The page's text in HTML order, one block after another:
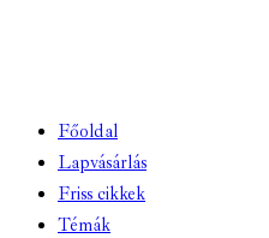
Főoldal
Lapvásárlás
Friss cikkek
Témák